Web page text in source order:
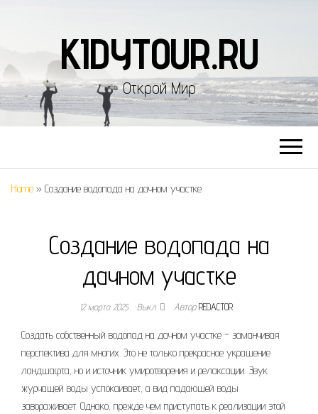
KIDYTOUR.RU
Открой Мир
Home » Создание водопада на дачном участке
Создание водопада на
дачном участке
12 марта 2025 Выкл. АвторREDACTOR
Создать собственный водопад на дачном участке – заманчивая
перспектива для многих. Это не только прекрасное украшение
ландшафта, но и источник умиротворения и релаксации. Звук
журчащей воды успокаивает, а вид падающей воды
завораживает. Однако, прежде чем приступать к реализации этой